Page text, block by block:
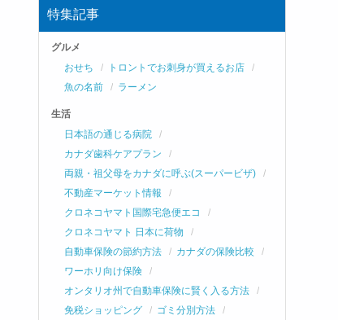
特集記事
グルメ
おせち
トロントでお刺身が買えるお店
魚の名前
ラーメン
生活
日本語の通じる病院
カナダ歯科ケアプラン
両親・祖父母をカナダに呼ぶ(スーパービザ)
不動産マーケット情報
クロネコヤマト国際宅急便エコ
クロネコヤマト 日本に荷物
自動車保険の節約方法
カナダの保険比較
ワーホリ向け保険
オンタリオ州で自動車保険に賢く入る方法
免税ショッピング
ゴミ分別方法